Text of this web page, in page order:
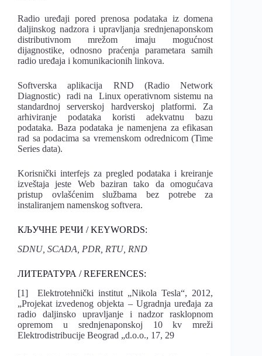
Radio uređaji pored prenosa podataka iz domena
daljinskog nadzora i upravljanja srednjenaponskom
distributivnom mrežom imaju mogućnost
dijagnostike, odnosno praćenja parametara samih
radio uređaja i komunikacionih linkova.
Softverska aplikacija RND (Radio Network
Diagnostic) radi na Linux operativnom sistemu na
standardnoj serverskoj hardverskoj platformi. Za
arhiviranje podataka koristi adekvatnu bazu
podataka. Baza podataka je namenjena za efikasan
rad sa podacima sa vremenskom odrednicom (Time
Series data).
Korisnički interfejs za pregled podataka i kreiranje
izveštaja jeste Web baziran tako da omogućava
pristup ovlašćenim službama bez potrebe za
instaliranjem namenskog softvera.
КЉУЧНЕ РЕЧИ / KEYWORDS:
SDNU, SCADA, PDR, RTU, RND
ЛИТЕРАТУРА / REFERENCES:
[1] Elektrotehnički institut „Nikola Tesla“, 2012,
„Projekat izvedenog objekta – Ugradnja uređaja za
radio daljinsko upravljanje i nadzor rasklopnom
opremom u srednjenaponskoj 10 kv mreži
Elektrodistribucije Beograd „d.o.o., 17, 29